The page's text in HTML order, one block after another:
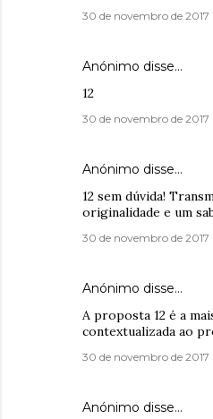
30 de novembro de 2017
Anónimo disse…
12
30 de novembro de 2017
Anónimo disse…
12 sem dúvida!
originalidade e um
30 de novembro de 2017
Anónimo disse…
A proposta 12 é a
contextualizada ao
30 de novembro de 2017
Anónimo disse…